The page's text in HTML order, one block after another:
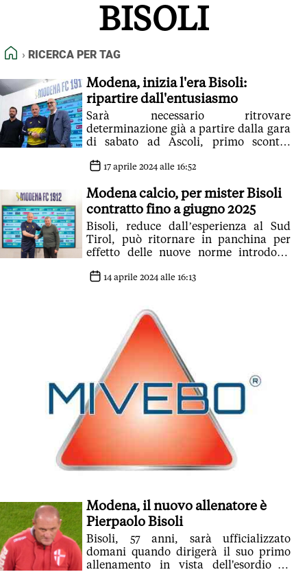
NORMATIVE DEONTOLOGICHE
TERMINI e CONDIZIONI
BISOLI
HOME
RICERCA PER TAG
Modena, inizia l'era Bisoli:
ripartire dall'entusiasmo
Sarà necessario ritrovare
determinazione già a partire dalla gara
di sabato ad Ascoli, primo scontro
17 aprile 2024 alle 16:52
Modena calcio, per mister Bisoli
contratto fino a giugno 2025
Bisoli, reduce dall’esperienza al Sud
Tirol, può ritornare in panchina per
effetto delle nuove norme introdotte
14 aprile 2024 alle 16:13
Modena, il nuovo allenatore è
Pierpaolo Bisoli
Bisoli, 57 anni, sarà ufficializzato
domani quando dirigerà il suo primo
allenamento in vista dell'esordio di